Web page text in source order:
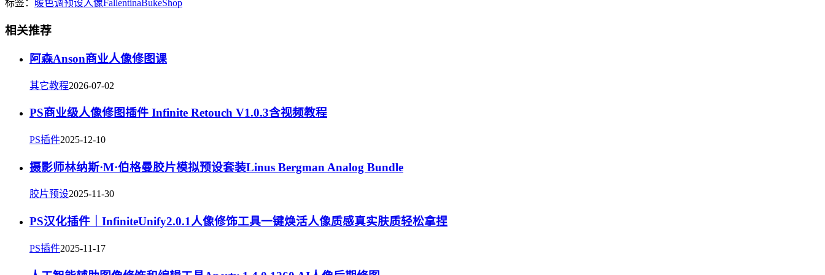
标签： 暖色调预设人像 Fallentina BukeShop
相关推荐
阿森Anson商业人像修图课
其它教程2026-07-02
PS商业级人像修图插件 Infinite Retouch V1.0.3含视频教程
PS插件2025-12-10
摄影师林纳斯·M·伯格曼胶片模拟预设套装Linus Bergman Analog Bundle
胶片预设2025-11-30
PS汉化插件｜InfiniteUnify2.0.1人像修饰工具一键焕活人像质感真实肤质轻松拿捏
PS插件2025-11-17